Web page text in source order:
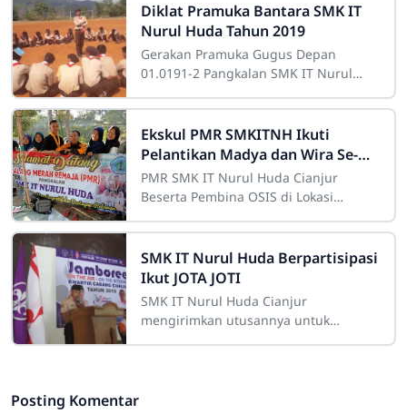
Diklat Pramuka Bantara SMK IT
Nurul Huda Tahun 2019
Gerakan Pramuka Gugus Depan
01.0191-2 Pangkalan SMK IT Nurul
Calon Penegak Bantara yang
dilaksanakan mulai 24
Ekskul PMR SMKITNH Ikuti
Pelantikan Madya dan Wira Se-
Kabupaten Cianjur
PMR SMK IT Nurul Huda Cianjur
Beserta Pembina OSIS di Lokasi
mengirimkan utusannya di Kegiatan
Pelatihan dan
SMK IT Nurul Huda Berpartisipasi
Ikut JOTA JOTI
SMK IT Nurul Huda Cianjur
mengirimkan utusannya untuk
Posting Komentar